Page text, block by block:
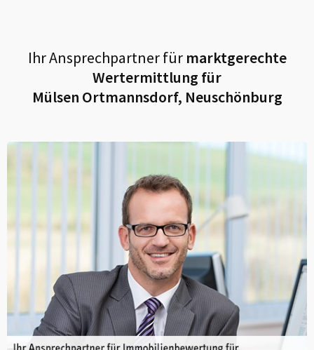
Ihr Ansprechpartner fürmarktgerechte
Wertermittlung für
Mülsen Ortmannsdorf, Neuschönburg